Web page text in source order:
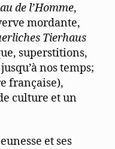
de l’Homme,
mordante,
Tierhaus
superstitions,
nos temps;
française),
culture et un
et ses